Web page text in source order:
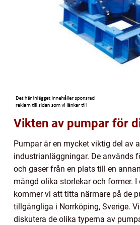
Vikten av pumpar för
Pumpar är en mycket viktig del av
industrianläggningar. De används
och gaser från en plats till en
mängd olika storlekar och former. I
kommer vi att titta närmare på de
tillgängliga i Norrköping, Sverige.
diskutera de olika typerna av